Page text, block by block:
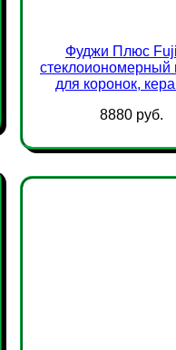
Фуджи Плюс
стеклоиономерный
для коронок,
8880 руб.